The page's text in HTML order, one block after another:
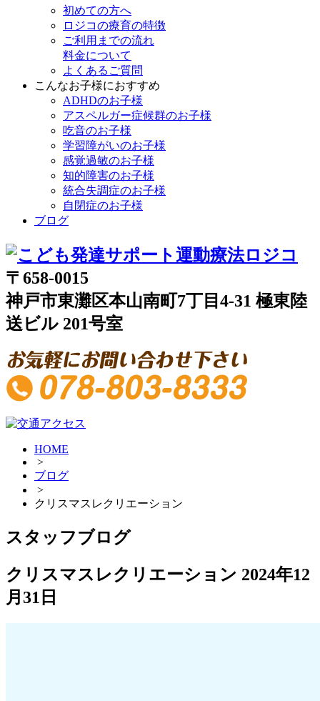
初めての方へ
ロジコの療育の特徴
ご利用までの流れ
料金について
よくあるご質問
こんなお子様におすすめ
ADHDのお子様
アスペルガー症候群のお子様
吃音のお子様
学習障がいのお子様
感覚過敏のお子様
知的障害のお子様
統合失調症のお子様
自閉症のお子様
ブログ
〒658-0015
神戸市東灘区本山南町7丁目4-31 極東陸
送ビル 201号室
HOME
>
ブログ
>
クリスマスレクリエーション
スタッフブログ
クリスマスレクリエーション 2024年12
月31日